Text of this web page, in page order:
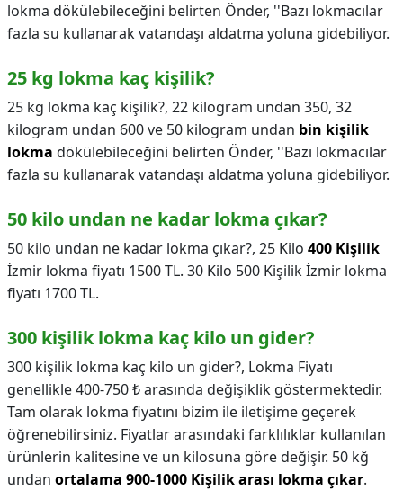
lokma dökülebileceğini belirten Önder, ''Bazı lokmacılar
fazla su kullanarak vatandaşı aldatma yoluna gidebiliyor.
25 kg lokma kaç kişilik?
25 kg lokma kaç kişilik?, 22 kilogram undan 350, 32
kilogram undan 600 ve 50 kilogram undan bin kişilik
lokma dökülebileceğini belirten Önder, ''Bazı lokmacılar
fazla su kullanarak vatandaşı aldatma yoluna gidebiliyor.
50 kilo undan ne kadar lokma çıkar?
50 kilo undan ne kadar lokma çıkar?, 25 Kilo 400 Kişilik
İzmir lokma fiyatı 1500 TL. 30 Kilo 500 Kişilik İzmir lokma
fiyatı 1700 TL.
300 kişilik lokma kaç kilo un gider?
300 kişilik lokma kaç kilo un gider?, Lokma Fiyatı
genellikle 400-750 ₺ arasında değişiklik göstermektedir.
Tam olarak lokma fiyatını bizim ile iletişime geçerek
öğrenebilirsiniz. Fiyatlar arasındaki farklılıklar kullanılan
ürünlerin kalitesine ve un kilosuna göre değişir. 50 kğ
undan ortalama 900-1000 Kişilik arası lokma çıkar.